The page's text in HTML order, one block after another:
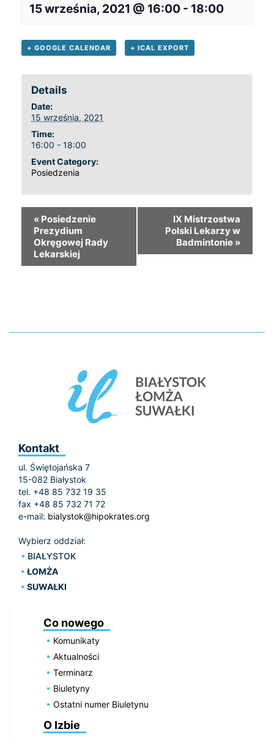
15 września, 2021 @ 16:00 - 18:00
+ GOOGLE CALENDAR + ICAL EXPORT
Details
Date:
15 września, 2021
Time:
16:00 - 18:00
Event Category:
Posiedzenia
« Posiedzenie
Prezydium
Okręgowej Rady
Lekarskiej
IX Mistrzostwa
Polski Lekarzy w
Badmintonie »
Kontakt
ul. Świętojańska 7
15-082 Białystok
tel. +48 85 732 19 35
fax +48 85 732 71 72
e-mail: bialystok@hipokrates.org
Wybierz oddział:
BIAŁYSTOK
ŁOMŻA
SUWAŁKI
Co nowego
Komunikaty
Aktualności
Terminarz
Biuletyny
Ostatni numer Biuletynu
O Izbie